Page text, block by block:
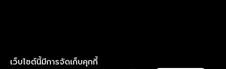
เว็บไซต์นี้มีการจัดเก็บคุกกี้